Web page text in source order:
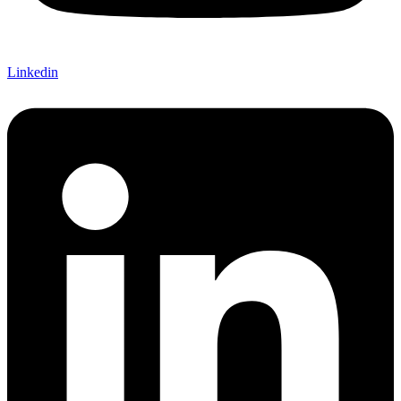
Linkedin